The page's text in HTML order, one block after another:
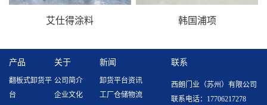
艾仕得涂料 韩国浦项
产品
翻板式卸货平
台
关于
公司简介
企业文化
新闻
卸货平台资讯
工厂仓储物流
联系
西朗门业（苏州）有限公司
联系电话：17706217278